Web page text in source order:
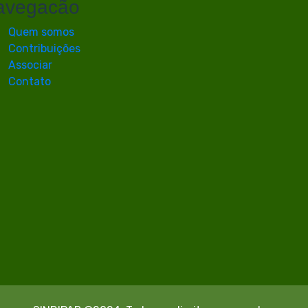
Quem somos
Contribuições
Associar
Contato